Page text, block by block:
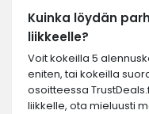
Kuinka löydän
liikkeelle?
Voit kokeilla 5
eniten, tai kokeilla
osoitteessa
liikkelle, ota mieluusti